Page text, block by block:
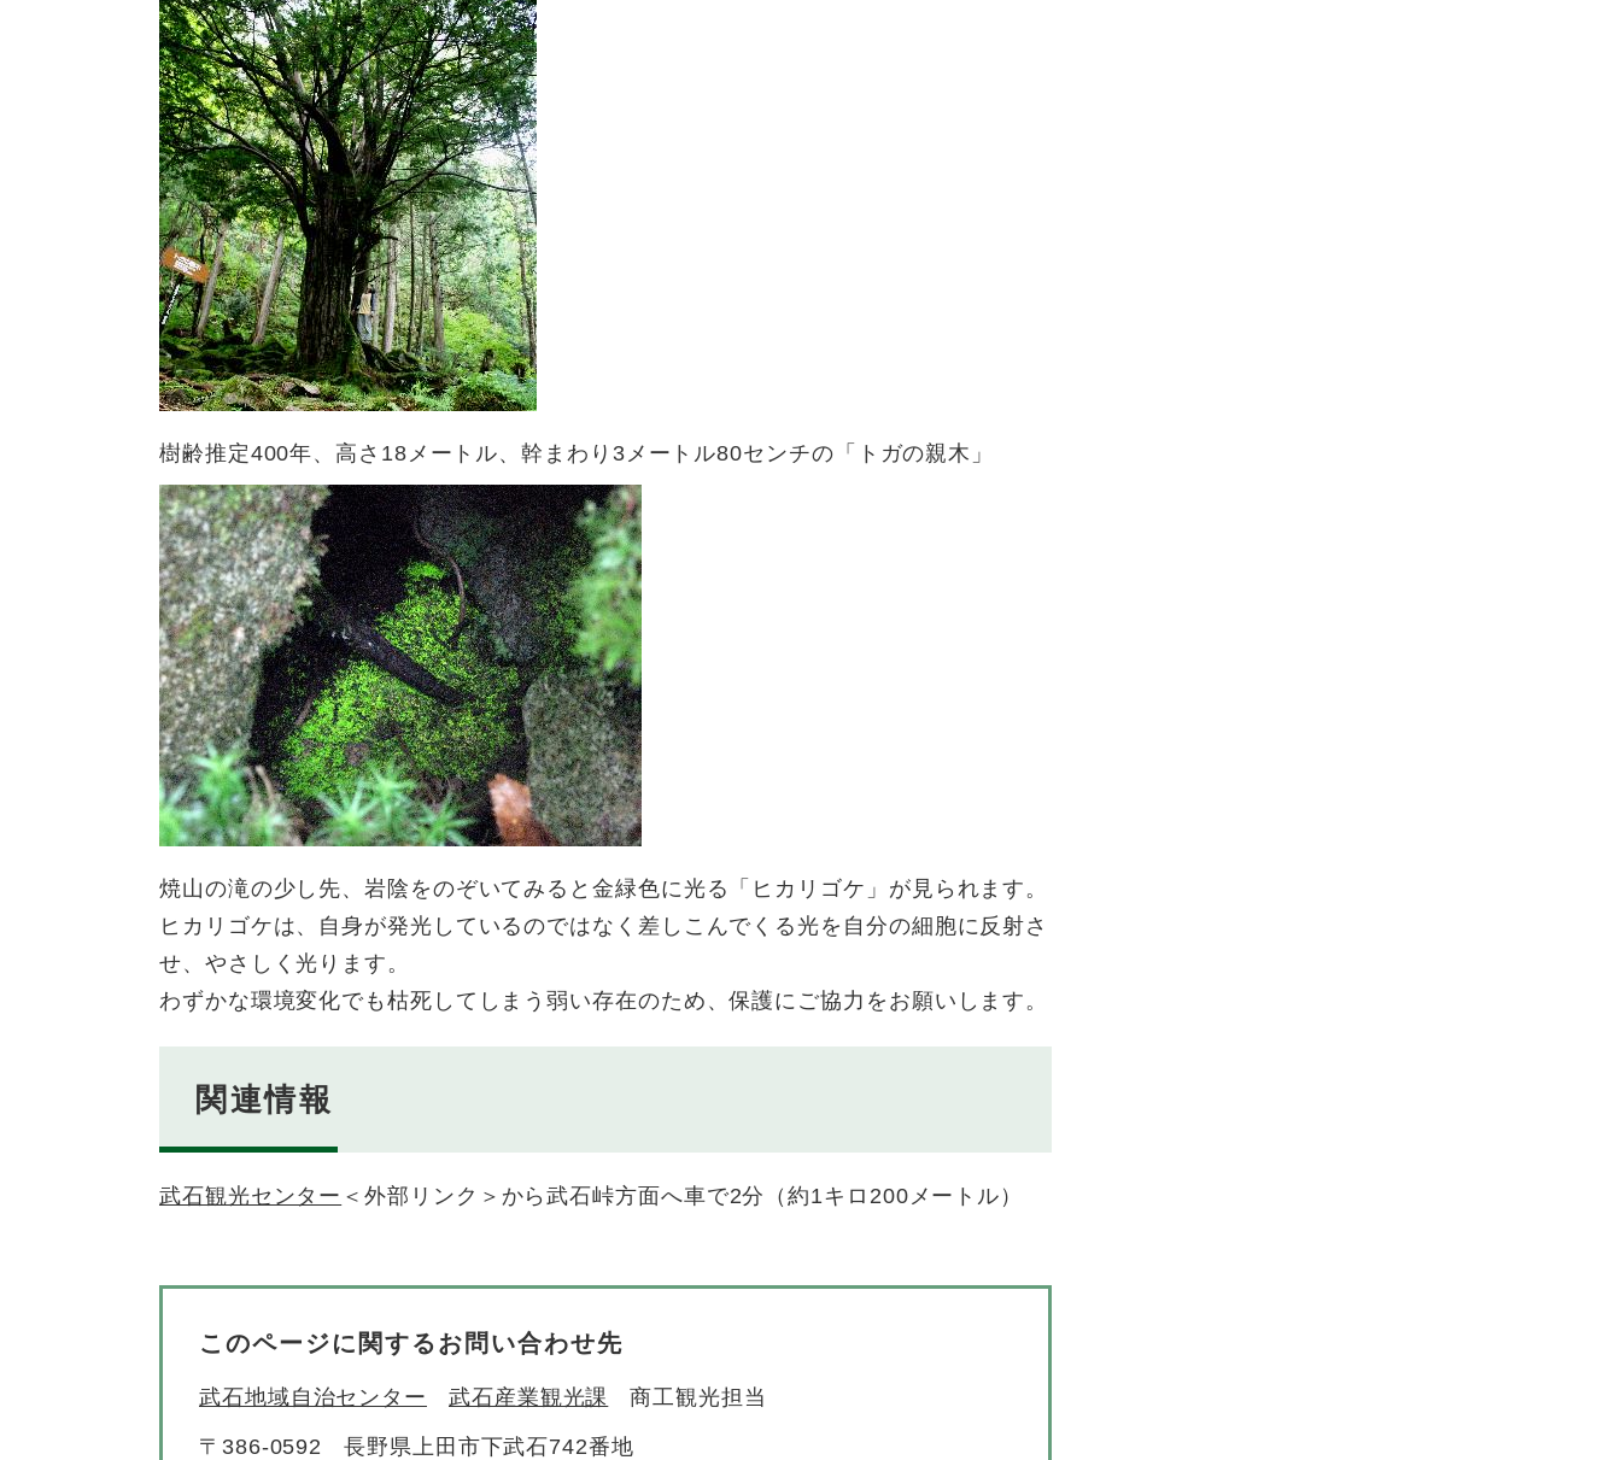
樹齢推定400年、高さ18メートル、幹まわり3メートル80センチの「トガの親木」
焼山の滝の少し先、岩陰をのぞいてみると金緑色に光る「ヒカリゴケ」が見られます。
ヒカリゴケは、自身が発光しているのではなく差しこんでくる光を自分の細胞に反射さ
せ、やさしく光ります。
わずかな環境変化でも枯死してしまう弱い存在のため、保護にご協力をお願いします。
関連情報
武石観光センター ＜外部リンク＞ から武石峠方面へ車で2分（約1キロ200メートル）
このページに関するお問い合わせ先
武石地域自治センター 武石産業観光課 商工観光担当
〒386-0592 長野県上田市下武石742番地